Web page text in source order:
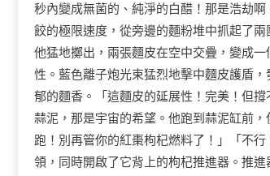
秒內變成無菌的、純淨的白醋！那是浩劫
餃的極限速度，從旁邊的麵粉堆中抓起了
他猛地擲出，兩張麵皮在空中交疊，變成
性。藍色離子炮光束猛烈地擊中麵皮護盾
郁的麵香。「這麵皮的延展性！完美！但
蒜泥，那是宇宙的希望。他跑到蒜泥缸前
跑！別再管你的紅棗枸杞燃料了！」「不
領，同時開啟了它背上的枸杞推進器。推